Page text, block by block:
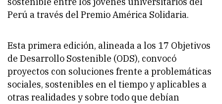
Perú a través del Premio América Solidaria.
Esta primera edición, alineada a los 17 Objetivos
de Desarrollo Sostenible (ODS), convocó
proyectos con soluciones frente a problemáticas
sociales, sostenibles en el tiempo y aplicables a
otras realidades y sobre todo que debían